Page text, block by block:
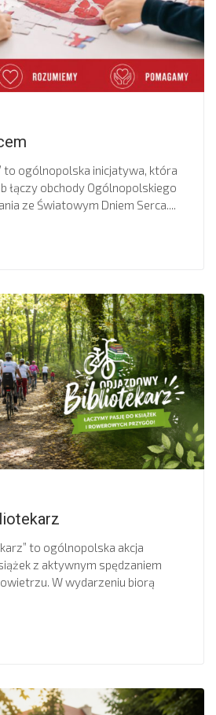
to ogólnopolska inicjatywa, która
łączy obchody Ogólnopolskiego
ze Światowym Dniem Serca....
to ogólnopolska akcja
z aktywnym spędzaniem
W wydarzeniu biorą